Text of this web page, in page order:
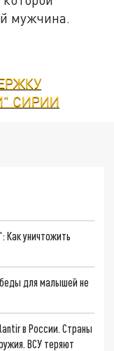
мужчина.
СИРИИ
Как уничтожить
для малышей не
в России. Страны
ВСУ теряют